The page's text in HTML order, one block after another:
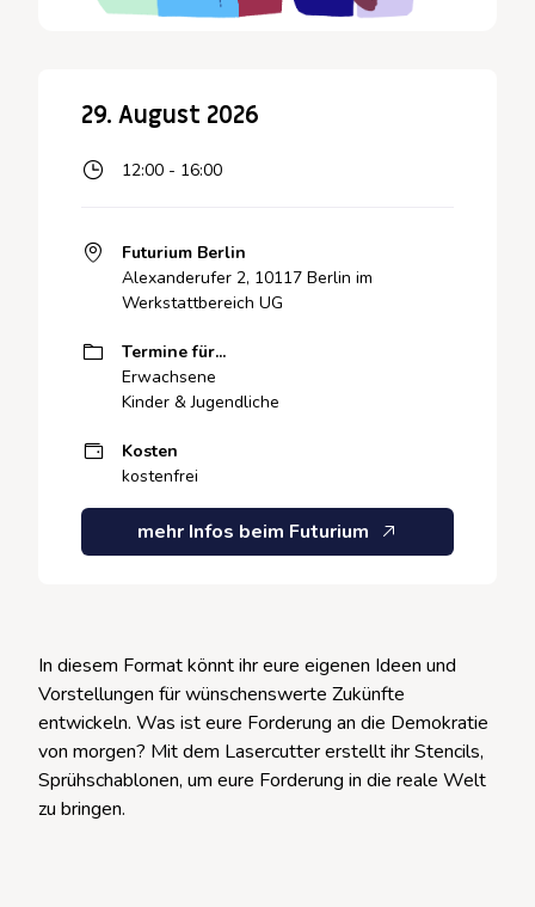
29. August 2026
12:00 - 16:00
Futurium Berlin
Alexanderufer 2, 10117 Berlin im
Werkstattbereich UG
Termine für...
Erwachsene
Kinder & Jugendliche
Kosten
kostenfrei
mehr Infos beim Futurium
In diesem Format könnt ihr eure eigenen Ideen und
Vorstellungen für wünschenswerte Zukünfte
entwickeln. Was ist eure Forderung an die Demokratie
von morgen? Mit dem Lasercutter erstellt ihr Stencils,
Sprühschablonen, um eure Forderung in die reale Welt
zu bringen.